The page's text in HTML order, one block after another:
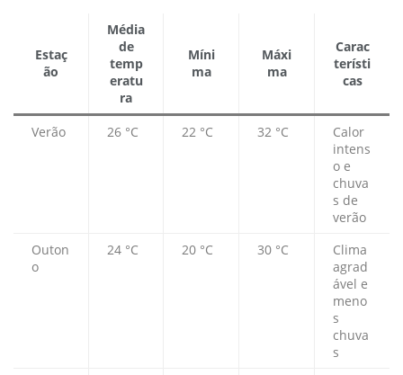
Estaç
ão
Média
de
temp
eratu
ra
Míni
ma
Máxi
ma
Carac
terísti
cas
Verão 26 °C 22 °C 32 °C
Calor
intens
o e
chuva
s de
verão
Outon
o
24 °C 20 °C 30 °C
Clima
agrad
ável e
meno
s
chuva
s